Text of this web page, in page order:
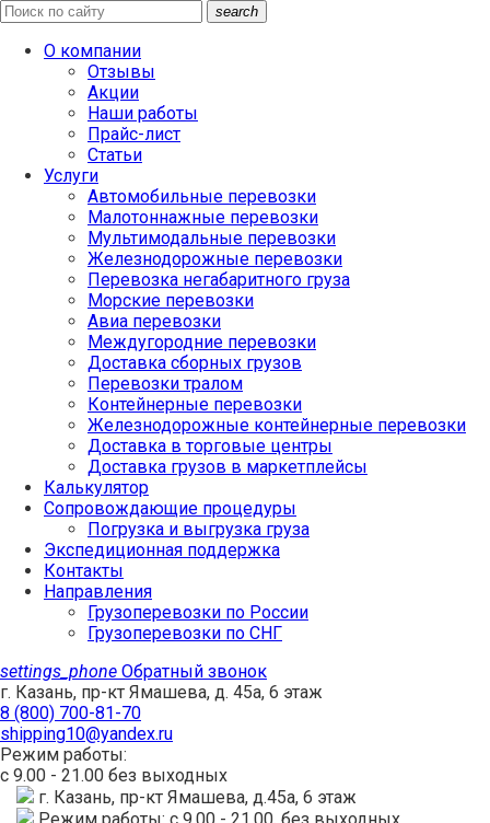
search
О компании
Отзывы
Акции
Наши работы
Прайс-лист
Статьи
Услуги
Автомобильные перевозки
Малотоннажные перевозки
Мультимодальные перевозки
Железнодорожные перевозки
Перевозка негабаритного груза
Морские перевозки
Авиа перевозки
Междугородние перевозки
Доставка сборных грузов
Перевозки тралом
Контейнерные перевозки
Железнодорожные контейнерные перевозки
Доставка в торговые центры
Доставка грузов в маркетплейсы
Калькулятор
Сопровождающие процедуры
Погрузка и выгрузка груза
Экспедиционная поддержка
Контакты
Направления
Грузоперевозки по России
Грузоперевозки по СНГ
settings_phone Обратный звонок
г. Казань, пр-кт Ямашева, д. 45а, 6 этаж
8 (800) 700-81-70
shipping10@yandex.ru
Режим работы:
с 9.00 - 21.00 без выходных
г. Казань, пр-кт Ямашева, д.45а, 6 этаж